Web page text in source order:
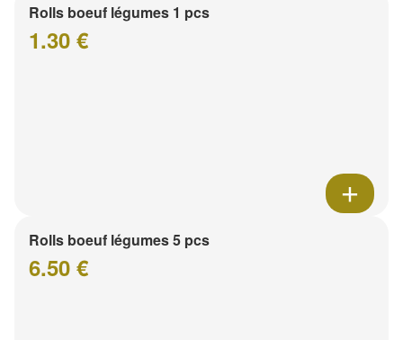
Rolls boeuf légumes 1 pcs
1.30 €
Rolls boeuf légumes 5 pcs
6.50 €